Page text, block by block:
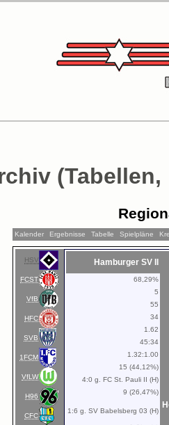
Kalender Ergebnisse Tabelle Spielpläne
HSV
FCST
VfB
HFC
SVB
1FCM
VfLW
H96
CFC
Hamburger SV II
68,29%
5
55
34
1.62
45:34
1.32:1.00
15 (44,12%)
4:0 g. FC St. Pauli II (H)
9 (26,47%)
1:6 g. SV Babelsberg 03 (H)